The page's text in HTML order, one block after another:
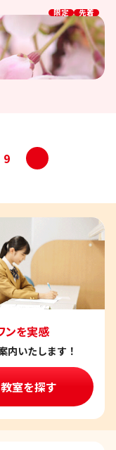
限定 先着
9
ンを実感
内いたします！
室を探す